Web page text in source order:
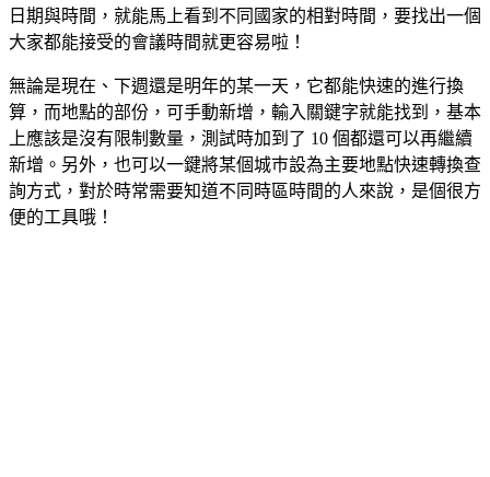
日期與時間，就能馬上看到不同國家的相對時間，要找出一個
大家都能接受的會議時間就更容易啦！
無論是現在、下週還是明年的某一天，它都能快速的進行換
算，而地點的部份，可手動新增，輸入關鍵字就能找到，基本
上應該是沒有限制數量，測試時加到了 10 個都還可以再繼續
新增。另外，也可以一鍵將某個城巿設為主要地點快速轉換查
詢方式，對於時常需要知道不同時區時間的人來說，是個很方
便的工具哦！